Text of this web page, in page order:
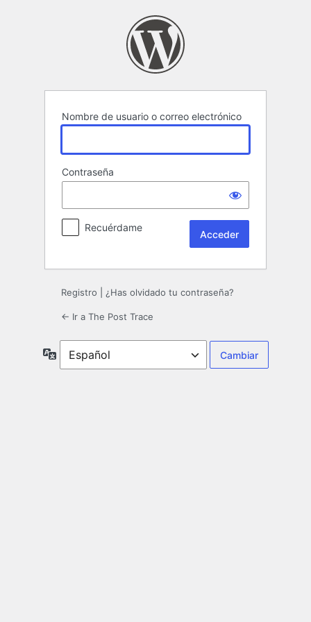
Nombre de usuario o correo electrónico
Contraseña
Recuérdame
Registro ¿Has olvidado tu contraseña?
← Ir a The Post Trace
Idioma